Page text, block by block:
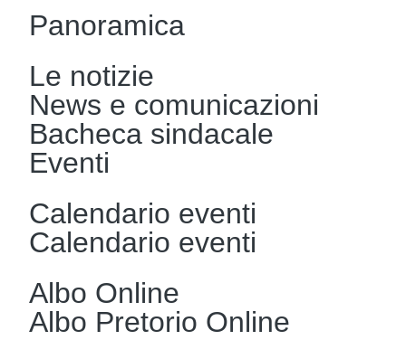
Panoramica
Le notizie
News e comunicazioni
Bacheca sindacale
Eventi
Calendario eventi
Calendario eventi
Albo Online
Albo Pretorio Online